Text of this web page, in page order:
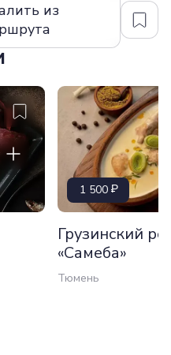
из
1 500
Грузинский
«Самеба»
Тюмень